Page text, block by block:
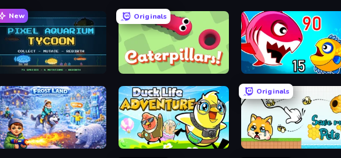
New
Pixel Aquarium Tycoon
Originals
Caterpillars Fish Eat Getting Big
Frost Land - Snow Survival Duck Life: Adventure (Demo)
Originals
Save My Pets